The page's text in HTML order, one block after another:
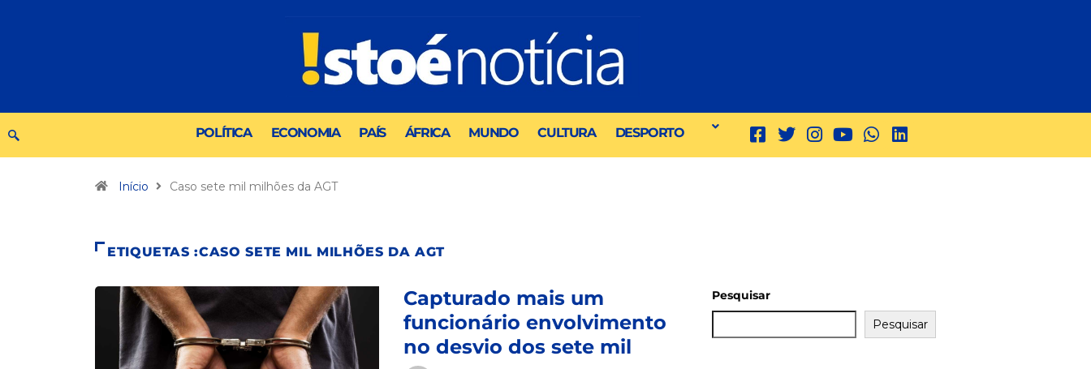
POLÍTICA ECONOMIA PAÍS ÁFRICA MUNDO CULTURA DESPORTO
Início Caso sete mil milhões da AGT
ETIQUETAS :CASO SETE MIL MILHÕES DA AGT
Capturado mais um
funcionário envolvimento
no desvio dos sete mil
Pesquisar
Pesquisar